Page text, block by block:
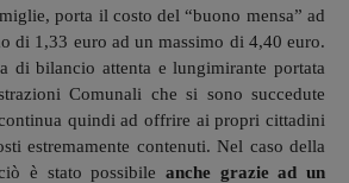
porta il costo del “buono mensa” ad
di 1,33 euro ad un massimo di 4,40 euro.
di bilancio attenta e lungimirante portata
Comunali che si sono succedute
quindi ad offrire ai propri cittadini
estremamente contenuti. Nel caso della
è stato possibile anche grazie ad un